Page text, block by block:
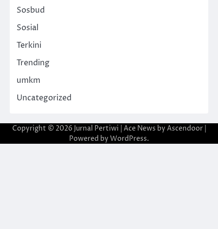
Sosbud
Sosial
Terkini
Trending
umkm
Uncategorized
Copyright © 2026 Jurnal Pertiwi | Ace News by Ascendoor|
Powered by WordPress.